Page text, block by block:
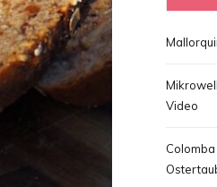
Video